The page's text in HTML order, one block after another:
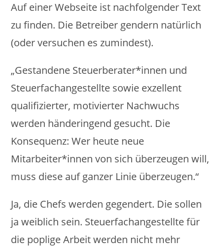
Auf einer Webseite ist nachfolgender Text
zu finden. Die Betreiber gendern natürlich
(oder versuchen es zumindest).
„Gestandene Steuerberater*innen und
Steuerfachangestellte sowie exzellent
qualifizierter, motivierter Nachwuchs
werden händeringend gesucht. Die
Konsequenz: Wer heute neue
Mitarbeiter*innen von sich überzeugen will,
muss diese auf ganzer Linie überzeugen.“
Ja, die Chefs werden gegendert. Die sollen
ja weiblich sein. Steuerfachangestellte für
die poplige Arbeit werden nicht mehr